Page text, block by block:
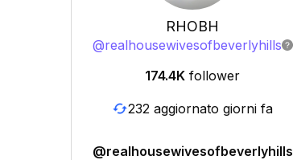
RHOBH
@realhousewivesofbeverlyhills
174.4K follower
232 aggiornato giorni fa
@realhousewivesofbeverlyhills